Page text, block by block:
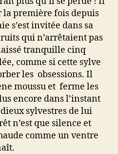
la première fois depuis
s’est invitée dans sa
qui n’arrêtaient pas
tranquille cinq
comme si cette sylve
les obsessions. Il
moussu et ferme les
encore dans l’instant
sylvestres de lui
n’est que silence et
comme un ventre